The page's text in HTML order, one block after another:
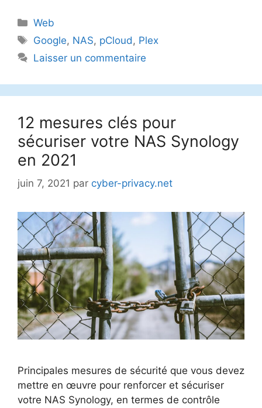
Catégories
Web
Étiquettes
Google, NAS, pCloud , Plex
Laisser un commentaire
12 mesures clés pour
sécuriser votre NAS Synology
en 2021
juin 7, 2021 par cyber-privacy.net
Principales mesures de sécurité que vous devez
mettre en œuvre pour renforcer et sécuriser
votre NAS Synology, en termes de contrôle